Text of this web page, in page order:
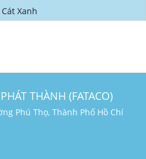
Cát Xanh
THÀNH (FATACO)
Phú Thọ, Thành Phố Hồ Chí